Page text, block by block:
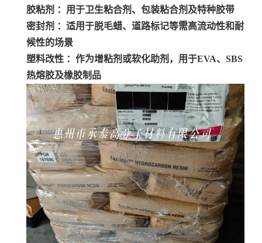
胶粘剂 ：用于卫生粘合剂、包装粘合剂及特种胶带
密封剂 ：适用于脱毛蜡、道路标记等需高流动性和耐
候性的场景
塑料改性 ：作为增粘剂或软化助剂，用于EVA、SBS
热熔胶及橡胶制品